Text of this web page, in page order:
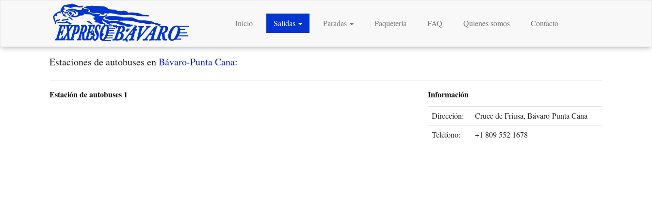
Inicio Salidas Paradas Paquetería FAQ Quienes somos Contacto
Estaciones de autobuses enBávaro-Punta Cana:
Estación de autobuses 1 Información
Dirección:
Cruce de Friusa, Bávaro-Punta Cana
Teléfono:
+1 809 552 1678